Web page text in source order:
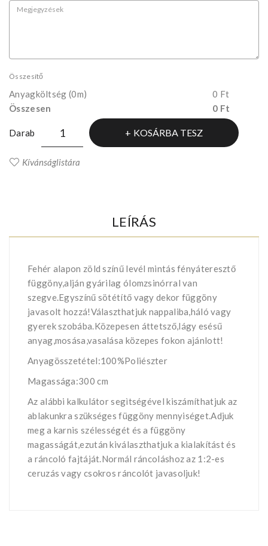
Összesítő
Anyagköltség (0m)
0 Ft
Összesen
0 Ft
Darab KOSÁRBA TESZ
Kívánságlistára
LEÍRÁS
Fehér alapon zöld színű levél mintás fényáteresztő
függöny,alján gyárilag ólomzsinórral van
szegve.Egyszínű sötétítő vagy dekor függöny
javasolt hozzá!Választhatjuk nappaliba,háló vagy
gyerek szobába.Közepesen áttetsző,lágy esésű
anyag,mosása,vasalása közepes fokon ajánlott!
Anyagösszetétel:100%Poliészter
Magassága:300 cm
Az alábbi kalkulátor segìtségével kiszámíthatjuk az
ablakunkra szükséges függöny mennyiséget.Adjuk
meg a karnis szélességét és a függöny
magasságát,ezután kiválaszthatjuk a kialakítást és
a ráncoló fajtáját.Normál ráncoláshoz az 1:2-es
ceruzás vagy csokros ráncolót javasoljuk!